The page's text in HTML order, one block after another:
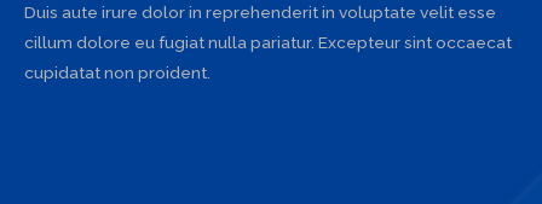
Duis aute irure dolor in reprehenderit in voluptate velit esse
cillum dolore eu fugiat nulla pariatur. Excepteur sint occaecat
cupidatat non proident.